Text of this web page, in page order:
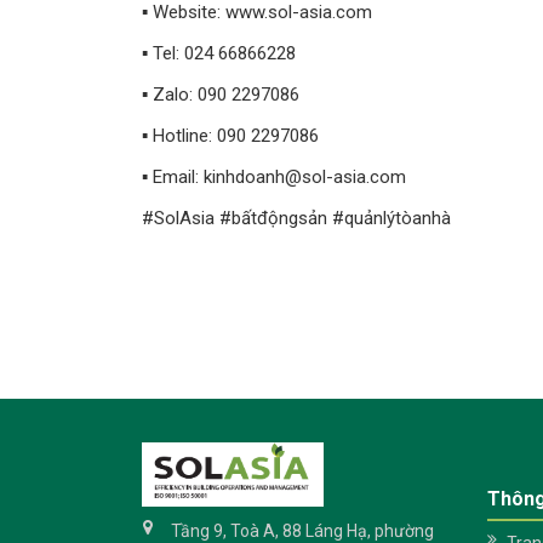
▪️ Website: www.sol-asia.com
▪️ Tel: 024 66866228
▪️ Zalo: 090 2297086
▪️ Hotline: 090 2297086
▪️ Email: kinhdoanh@sol-asia.com
#SolAsia #bấtđộngsản #quảnlýtòanhà
Tầng 9, Toà A, 88 Láng Hạ, phường